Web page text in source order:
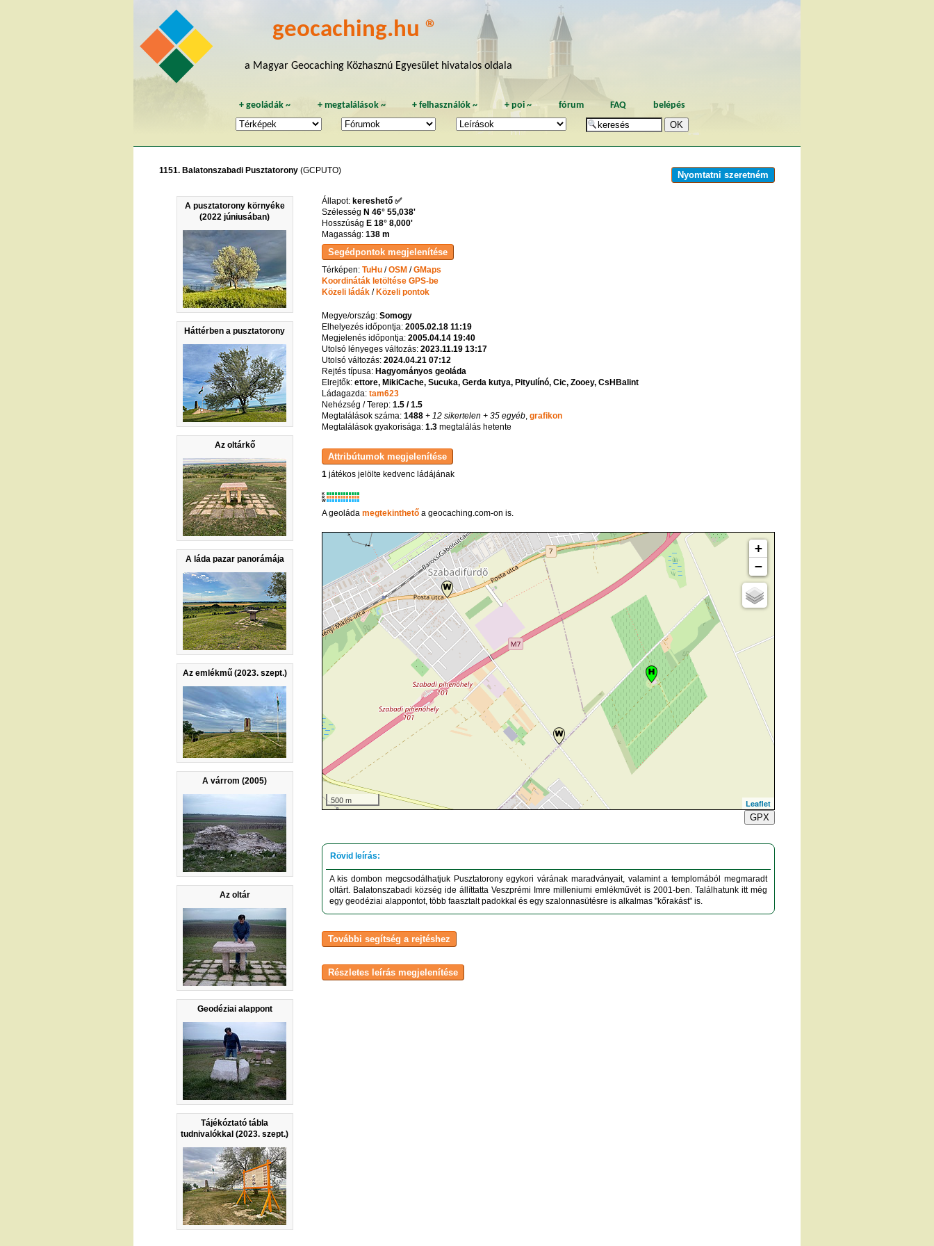
geocaching.hu ®
a Magyar Geocaching Közhasznú Egyesület hivatalos oldala
+geoládák ~ + megtalálások~ +felhasználók ~ + poi~ fórum FAQ belépés
1151. Balatonszabadi Pusztatorony (GCPUTO) Nyomtatni szeretném
A pusztatorony környéke
(2022 júniusában)
Háttérben a pusztatorony
Az oltárkő
A láda pazar panorámája
Az emlékmű (2023. szept.)
A várrom (2005)
Az oltár
Geodéziai alappont
Tájékóztató tábla
tudnivalókkal (2023. szept.)
Állapot: kereshető ✅
Szélesség N 46° 55,038'
Hosszúság E 18° 8,000'
Magasság: 138 m
Térképen: TuHu/OSM/GMaps
Koordináták letöltése GPS-be
Közeli ládák/Közeli pontok
Megye/ország: Somogy
Elhelyezés időpontja: 2005.02.18 11:19
Megjelenés időpontja: 2005.04.14 19:40
Utolsó lényeges változás: 2023.11.19 13:17
Utolsó változás: 2024.04.21 07:12
Rejtés típusa: Hagyományos geoláda
Elrejtők: ettore, MikiCache, Sucuka, Gerda kutya, Pityulínó, Cic, Zooey, CsHBalint
Ládagazda: tam623
Nehézség / Terep: 1.5 / 1.5
Megtalálások száma: 1488+ 12 sikertelen + 35 egyéb, grafikon
Megtalálások gyakorisága: 1.3megtalálás hetente
1játékos jelölte kedvenc ládájának
K
R
W
A geoláda megtekinthetőa geocaching.com-on is.
+
−
500 m
Leaflet
GPX
A kis dombon megcsodálhatjuk Pusztatorony egykori várának maradványait, valamint a templomából megmaradt
oltárt. Balatonszabadi község ide állíttatta Veszprémi Imre milleniumi emlékművét is 2001-ben. Találhatunk itt még
egy geodéziai alappontot, több faasztalt padokkal és egy szalonnasütésre is alkalmas "kőrakást" is.